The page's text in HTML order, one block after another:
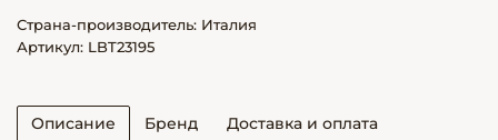
Страна-производитель: Италия
Артикул: LBT23195
Описание Бренд Доставка и оплата